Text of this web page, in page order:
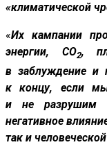
«климатической
«Их кампании
энергии, CO2,
в заблуждение и
к концу, если
и не разрушим
негативное
так и